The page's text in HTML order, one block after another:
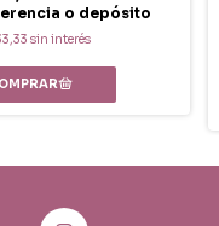
o depósito
sin interés